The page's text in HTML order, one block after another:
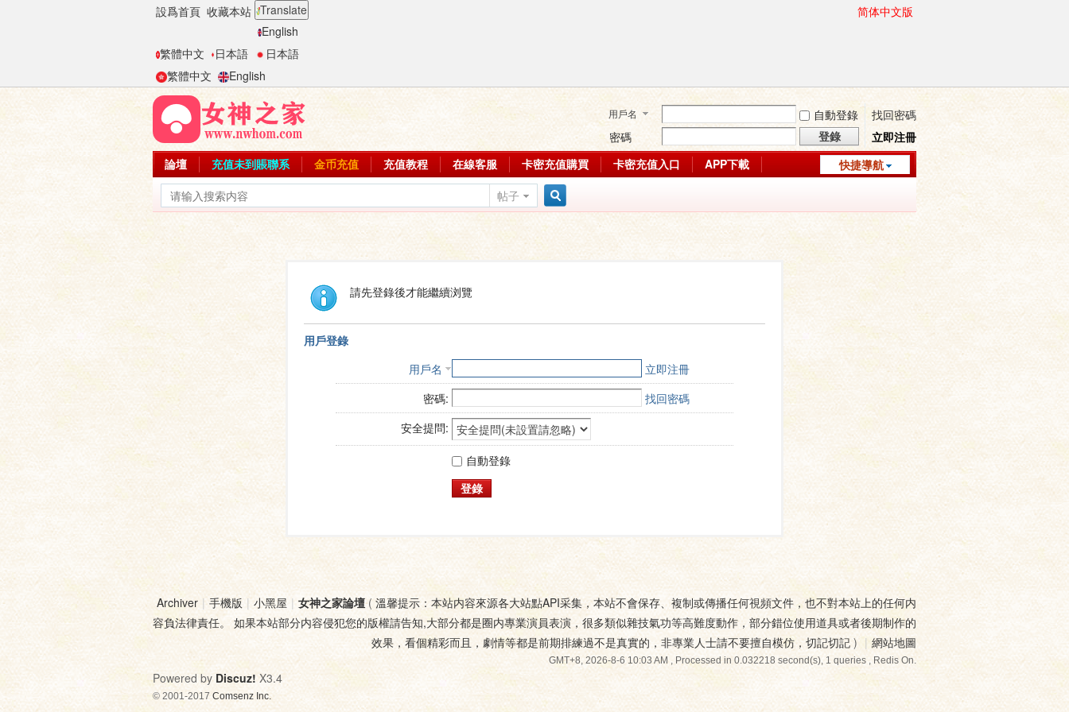
設爲首頁 收藏本站 Translate
English
繁體中文
日本語
日本語
繁體中文
English
简体中文版
用戶名 自動登錄
找回密碼
密碼
登錄
立即注冊
快捷導航
論壇 充值未到賬聯系 金币充值 充值教程 在線客服 卡密充值購買 卡密充值入口
APP下載
帖子
請先登錄後才能繼續浏覽
用戶登錄
用戶名
立即注冊
密碼:
找回密碼
安全提問:
自動登錄
登錄
Archiver | 手機版 | 小黑屋 | 女神之家論壇( 溫馨提示：本站内容來源各大站點API采集，本站不會保存、複制或傳播任何視頻文件，也不對本站上的任何内
容負法律責任。 如果本站部分内容侵犯您的版權請告知,大部分都是圈内專業演員表演，很多類似雜技氣功等高難度動作，部分錯位使用道具或者後期制作的
效果，看個精彩而且，劇情等都是前期排練過不是真實的，非專業人士請不要擅自模仿，切記切記 ) | 網站地圖
GMT+8, 2026-8-6 10:03 AM, Processed in 0.032218 second(s), 1 queries , Redis On.
Powered by Discuz! X3.4
© 2001-2017 Comsenz Inc.